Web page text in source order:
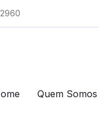
Quem Somos